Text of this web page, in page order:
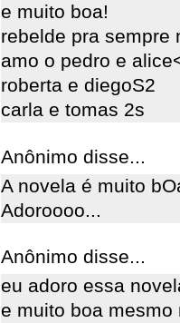
e muito boa!
rebelde pra sempre
amo o pedro e
roberta e diegoS2
carla e tomas 2s
Anônimo disse...
A novela é muito
Adoroooo...
Anônimo disse...
eu adoro essa
e muito boa